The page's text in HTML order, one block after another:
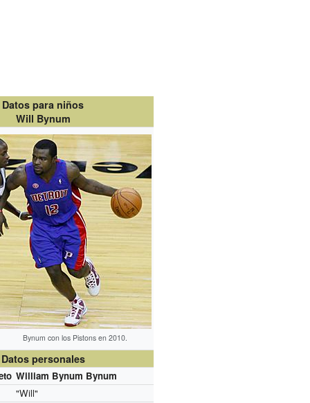
Datos para niños
Will Bynum
Bynum con los Pistons en 2010.
Datos personales
William Bynum Bynum
"Will"